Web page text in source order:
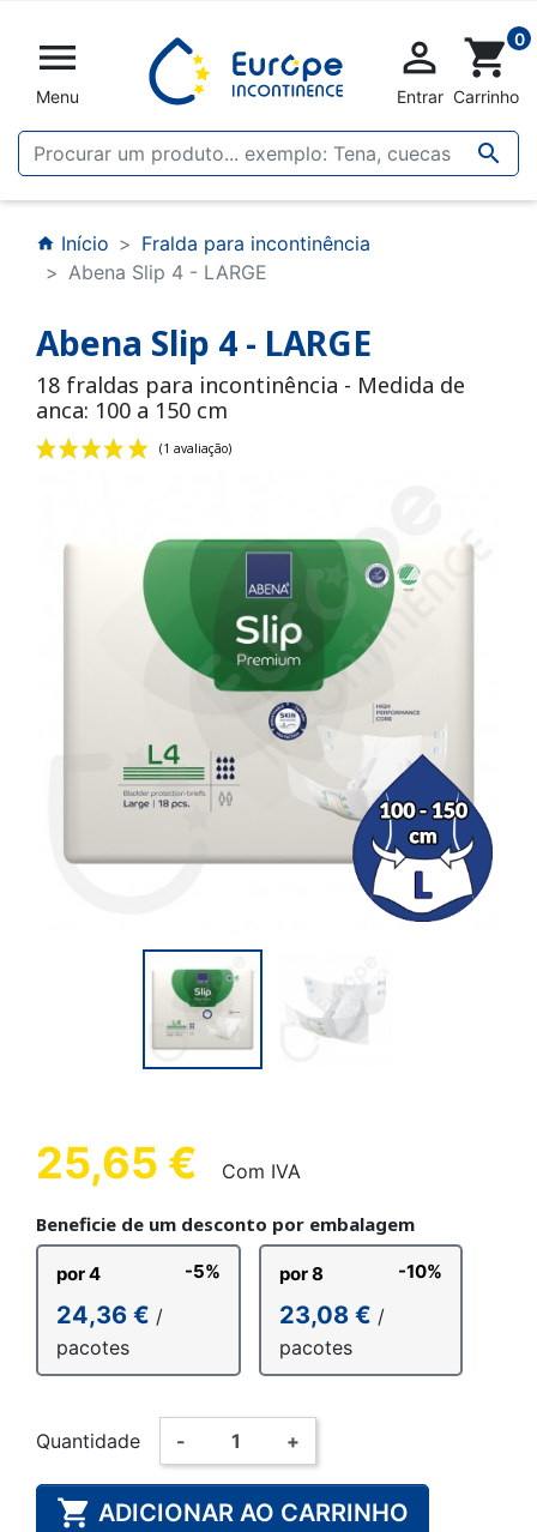

Menu


Entrar
shopping_cart 0
Carrinho
home Início
Fralda para incontinência
Abena Slip 4 - LARGE
Abena Slip 4 - LARGE
18 fraldas para incontinência - Medida de
anca: 100 a 150 cm
25,65 € Com IVA
Beneficie de um desconto por embalagem
por 4 -5%
24,36 € /
pacotes
por 8 -10%
23,08 € /
pacotes
Quantidade - +
 ADICIONAR AO CARRINHO